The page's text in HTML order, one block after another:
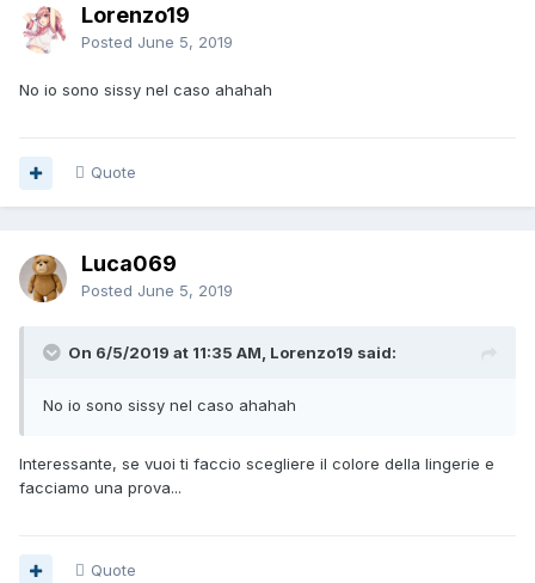
Lorenzo19
Posted June 5, 2019
No io sono sissy nel caso ahahah
Quote
Luca069
Posted June 5, 2019
On 6/5/2019 at 11:35 AM, Lorenzo19 said:
No io sono sissy nel caso ahahah
Interessante, se vuoi ti faccio scegliere il colore della lingerie e
facciamo una prova...
Quote